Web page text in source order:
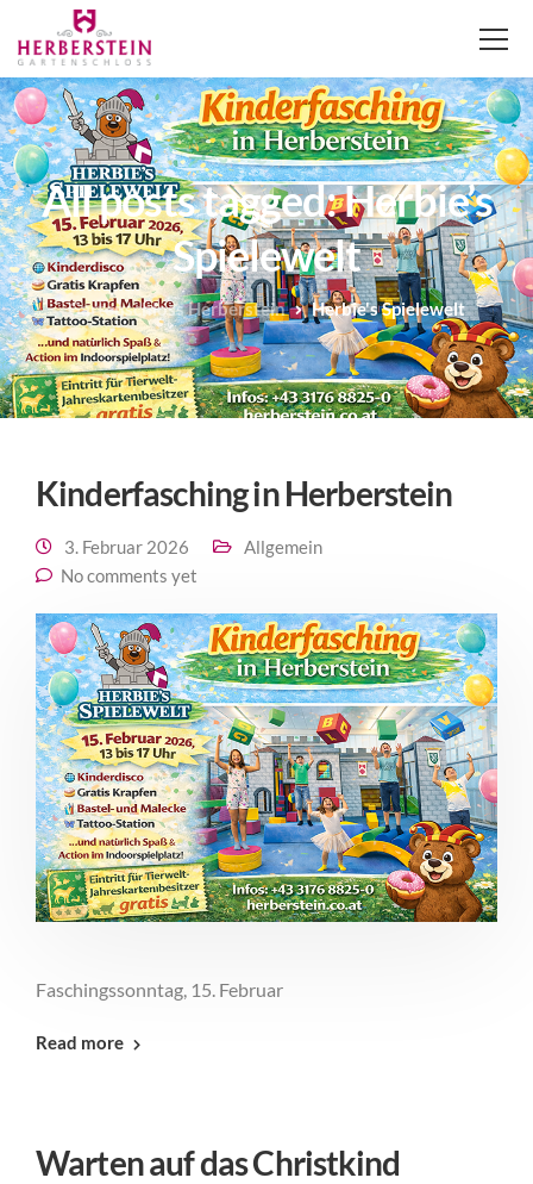
All posts tagged: Herbie’s
Spielewelt
Gartenschloss Herberstein Herbie's Spielewelt
Kinderfasching in Herberstein
3. Februar 2026
Allgemein
No comments yet
Faschingssonntag, 15. Februar
Read more
Warten auf das Christkind